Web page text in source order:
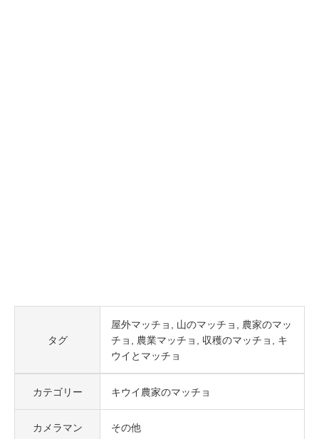
タグ
屋外マッチョ 山のマッチョ
農家のマッ
チョ
農業マッチョ 収穫のマッチョ
キ
ウイとマッチョ
カテゴリー キウイ農家のマッチョ
カメラマン その他